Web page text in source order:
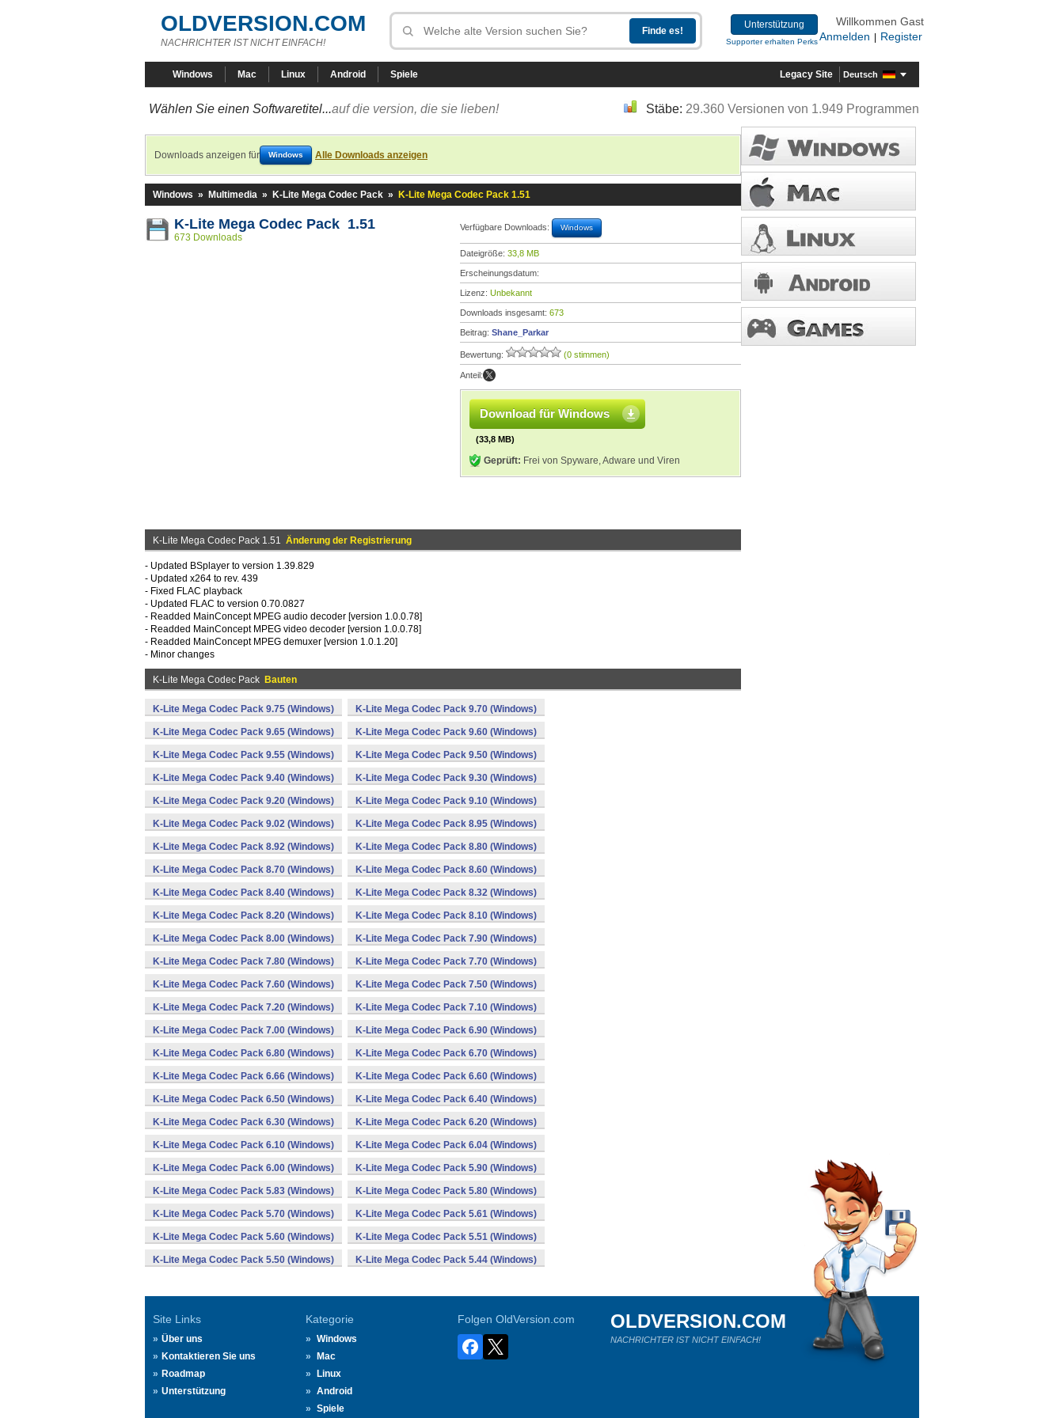
OLDVERSION.COM
NACHRICHTER IST NICHT EINFACH!
Unterstützung
Supporter erhalten Perks
Willkommen Gast
Anmelden
Register
Windows Mac Linux Android Spiele Legacy Site Deutsch
Wählen Sie einen Softwaretitel...auf die version, die sie lieben! Stäbe: 29.360 Versionen von 1.949 Programmen
Downloads anzeigen für Windows Alle Downloads anzeigen
Windows » Multimedia » K-Lite Mega Codec Pack » K-Lite Mega Codec Pack 1.51
K-Lite Mega Codec Pack 1.51
673 Downloads
Verfügbare Downloads: Windows
Dateigröße: 33,8 MB
Erscheinungsdatum:
Lizenz: Unbekannt
Downloads insgesamt: 673
Beitrag: Shane_Parkar
Bewertung: (0 stimmen)
Anteil:
Download für Windows
(33,8 MB)
Geprüft: Frei von Spyware, Adware und Viren
K-Lite Mega Codec Pack 1.51 Änderung der Registrierung
- Updated BSplayer to version 1.39.829
- Updated x264 to rev. 439
- Fixed FLAC playback
- Updated FLAC to version 0.70.0827
- Readded MainConcept MPEG audio decoder [version 1.0.0.78]
- Readded MainConcept MPEG video decoder [version 1.0.0.78]
- Readded MainConcept MPEG demuxer [version 1.0.1.20]
- Minor changes
K-Lite Mega Codec Pack Bauten
K-Lite Mega Codec Pack 9.75 (Windows) K-Lite Mega Codec Pack 9.70 (Windows)
K-Lite Mega Codec Pack 9.65 (Windows) K-Lite Mega Codec Pack 9.60 (Windows)
K-Lite Mega Codec Pack 9.55 (Windows) K-Lite Mega Codec Pack 9.50 (Windows)
K-Lite Mega Codec Pack 9.40 (Windows) K-Lite Mega Codec Pack 9.30 (Windows)
K-Lite Mega Codec Pack 9.20 (Windows) K-Lite Mega Codec Pack 9.10 (Windows)
K-Lite Mega Codec Pack 9.02 (Windows) K-Lite Mega Codec Pack 8.95 (Windows)
K-Lite Mega Codec Pack 8.92 (Windows) K-Lite Mega Codec Pack 8.80 (Windows)
K-Lite Mega Codec Pack 8.70 (Windows) K-Lite Mega Codec Pack 8.60 (Windows)
K-Lite Mega Codec Pack 8.40 (Windows) K-Lite Mega Codec Pack 8.32 (Windows)
K-Lite Mega Codec Pack 8.20 (Windows) K-Lite Mega Codec Pack 8.10 (Windows)
K-Lite Mega Codec Pack 8.00 (Windows) K-Lite Mega Codec Pack 7.90 (Windows)
K-Lite Mega Codec Pack 7.80 (Windows) K-Lite Mega Codec Pack 7.70 (Windows)
K-Lite Mega Codec Pack 7.60 (Windows) K-Lite Mega Codec Pack 7.50 (Windows)
K-Lite Mega Codec Pack 7.20 (Windows) K-Lite Mega Codec Pack 7.10 (Windows)
K-Lite Mega Codec Pack 7.00 (Windows) K-Lite Mega Codec Pack 6.90 (Windows)
K-Lite Mega Codec Pack 6.80 (Windows) K-Lite Mega Codec Pack 6.70 (Windows)
K-Lite Mega Codec Pack 6.66 (Windows) K-Lite Mega Codec Pack 6.60 (Windows)
K-Lite Mega Codec Pack 6.50 (Windows) K-Lite Mega Codec Pack 6.40 (Windows)
K-Lite Mega Codec Pack 6.30 (Windows) K-Lite Mega Codec Pack 6.20 (Windows)
K-Lite Mega Codec Pack 6.10 (Windows) K-Lite Mega Codec Pack 6.04 (Windows)
K-Lite Mega Codec Pack 6.00 (Windows) K-Lite Mega Codec Pack 5.90 (Windows)
K-Lite Mega Codec Pack 5.83 (Windows) K-Lite Mega Codec Pack 5.80 (Windows)
K-Lite Mega Codec Pack 5.70 (Windows) K-Lite Mega Codec Pack 5.61 (Windows)
K-Lite Mega Codec Pack 5.60 (Windows) K-Lite Mega Codec Pack 5.51 (Windows)
K-Lite Mega Codec Pack 5.50 (Windows) K-Lite Mega Codec Pack 5.44 (Windows)
Site Links
Über uns
Kontaktieren Sie uns
Roadmap
Unterstützung
Kategorie
Windows
Mac
Linux
Android
Spiele
Folgen OldVersion.com OLDVERSION.COM
NACHRICHTER IST NICHT EINFACH!